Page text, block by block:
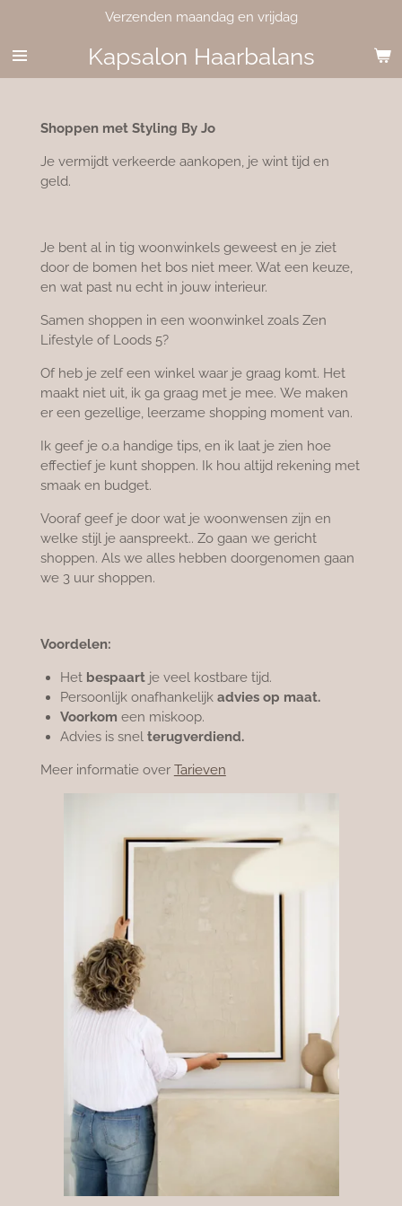
naar
de
Kapsalon Haarbalans
Verzenden maandag en vrijdag
Shoppen met Styling By Jo
Je vermijdt verkeerde aankopen, je wint tijd en
geld.
Je bent al in tig woonwinkels geweest en je ziet
door de bomen het bos niet meer. Wat een keuze,
en wat past nu echt in jouw interieur.
Samen shoppen in een woonwinkel zoals Zen
Lifestyle of Loods 5?
Of heb je zelf een winkel waar je graag komt. Het
maakt niet uit, ik ga graag met je mee. We maken
er een gezellige, leerzame shopping moment van.
Ik geef je o.a handige tips, en ik laat je zien hoe
effectief je kunt shoppen. Ik hou altijd rekening met
smaak en budget.
Vooraf geef je door wat je woonwensen zijn en
welke stijl je aanspreekt.. Zo gaan we gericht
shoppen. Als we alles hebben doorgenomen gaan
we 3 uur shoppen.
Voordelen:
Het bespaart je veel kostbare tijd.
Persoonlijk onafhankelijk advies op maat.
Voorkom een miskoop.
Advies is snelterugverdiend.
Meer informatie over Tarieven